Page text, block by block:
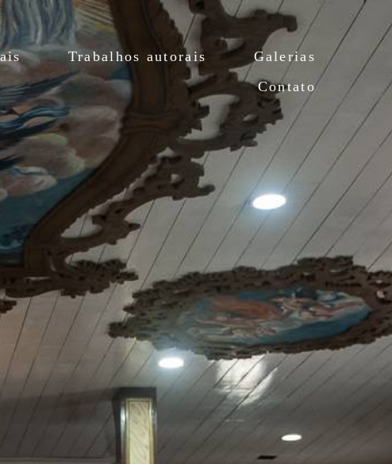
Trabalhos autorais
Galerias
Contato